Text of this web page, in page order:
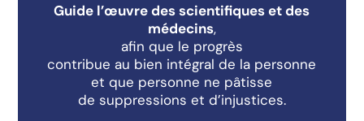
Guide l’œuvre des scientifiques et des
médecins,
afin que le progrès
contribue au bien intégral de la personne
et que personne ne pâtisse
de suppressions et d’injustices.